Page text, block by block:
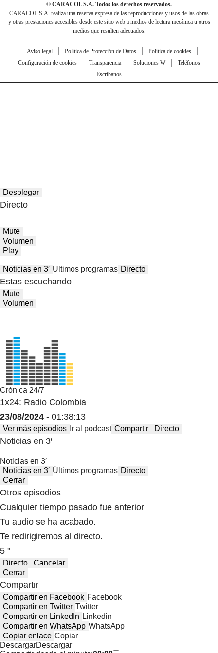
© CARACOL S.A. Todos los derechos reservados.
CARACOL S.A. realiza una reserva expresa de las reproducciones y usos de las obras
y otras prestaciones accesibles desde este sitio web a medios de lectura mecánica u otros
medios que resulten adecuados.
Aviso legal Política de Protección de Datos
Política de cookies
Configuración de cookies
Transparencia Soluciones W
Teléfonos
Escríbanos
Desplegar
Directo
Mute
Volumen
Play
Noticias en 3′ Últimos programas Directo
Estas escuchando
Mute
Volumen
Crónica 24/7
1x24: Radio Colombia
23/08/2024 - 01:38:13
Ver más episodios Ir al podcast Compartir Directo
Noticias en 3′
Noticias en 3′
Noticias en 3′ Últimos programas Directo
Cerrar
Otros episodios
Cualquier tiempo pasado fue anterior
Tu audio se ha acabado.
Te redirigiremos al directo.
5 "
Directo
Cancelar
Cerrar
Compartir
Compartir en Facebook Facebook
Compartir en Twitter Twitter
Compartir en LinkedIn Linkedin
Compartir en WhatsApp WhatsApp
Copiar enlace Copiar
DescargarDescargar